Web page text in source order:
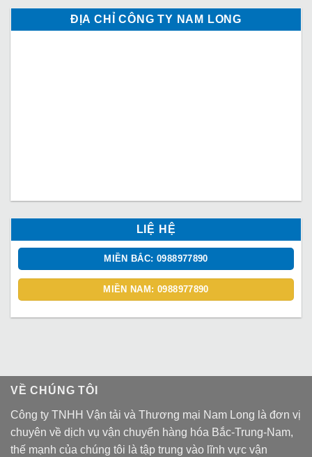
ĐỊA CHỈ CÔNG TY NAM LONG
LIỆ HỆ
MIỀN BẮC: 0988977890
MIỀN NAM: 0988977890
VỀ CHÚNG TÔI
Công ty TNHH Vận tải và Thương mại Nam Long là đơn vị
chuyên về dịch vụ vận chuyển hàng hóa Bắc-Trung-Nam,
thế mạnh của chúng tôi là tập trung vào lĩnh vực vận